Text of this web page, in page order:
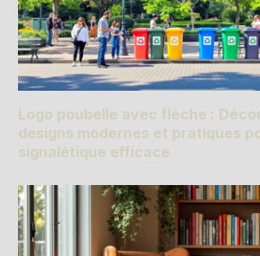
Logo poubelle avec flèche :
designs modernes et pratiques
signalétique efficace